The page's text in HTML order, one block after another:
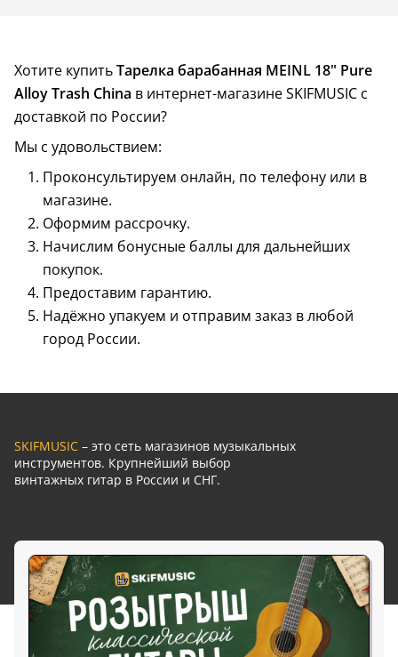
Хотите купитьТарелка барабанная MEINL 18" Pure
Alloy Trash China в интернет-магазине SKIFMUSIC с
доставкой по России?
Мы с удовольствием:
Проконсультируем онлайн, по телефону или в
магазине.
Оформим рассрочку.
Начислим бонусные баллы для дальнейших
покупок.
Предоставим гарантию.
Надёжно упакуем и отправим заказ в любой
город России.
SKIFMUSIC – это сеть магазинов музыкальных
инструментов. Крупнейший выбор
винтажных гитар в России и СНГ.